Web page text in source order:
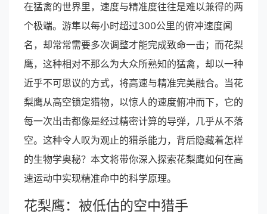
在猛禽的世界里，速度与精准度往往是难以兼得的两
个极端。游隼以每小时超过300公里的俯冲速度闻
名，却常常需要多次调整才能完成致命一击；而花梨
鹰，这种相对不那么为大众所熟知的猛禽，却以一种
近乎不可思议的方式，将高速与精准完美融合。当花
梨鹰从高空锁定猎物，以惊人的速度俯冲而下，它的
每一次出击都像是经过精密计算的导弹，几乎从不落
空。这种令人叹为观止的猎杀能力，背后隐藏着怎样
的生物学奥秘？本文将带你深入探索花梨鹰如何在高
速运动中实现精准命中的科学原理。
花梨鹰：被低估的空中猎手